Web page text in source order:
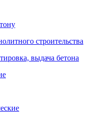
строительства
выдача бетона